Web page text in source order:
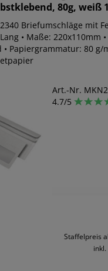
80g, weiß
Briefumschläge mit
• Maße: 220x110mm
Papiergrammatur: 80 g/
Art.-Nr.
4.7/5
Staffelpreis